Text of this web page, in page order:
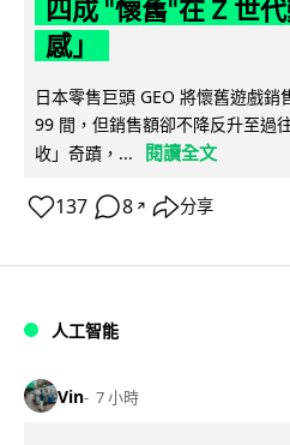
四成 "懷舊"在 Z 世
感」
日本零售巨頭 GEO 將懷舊遊戲
99 間，但銷售額卻不降反升至過
收」奇蹟，...
閱讀全文
137 8 ↗ 分享
人工智能
Vin 7 小時